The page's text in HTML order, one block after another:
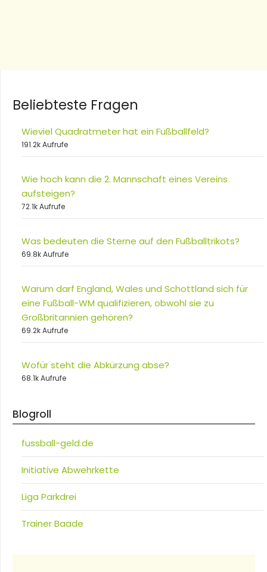
Beliebteste Fragen
Wieviel Quadratmeter hat ein Fußballfeld?
191.2k Aufrufe
Wie hoch kann die 2. Mannschaft eines Vereins
aufsteigen?
72.1k Aufrufe
Was bedeuten die Sterne auf den Fußballtrikots?
69.8k Aufrufe
Warum darf England, Wales und Schottland sich für
eine Fußball-WM qualifizieren, obwohl sie zu
Großbritannien gehören?
69.2k Aufrufe
Wofür steht die Abkürzung abse?
68.1k Aufrufe
Blogroll
fussball-geld.de
Initiative Abwehrkette
Liga Parkdrei
Trainer Baade